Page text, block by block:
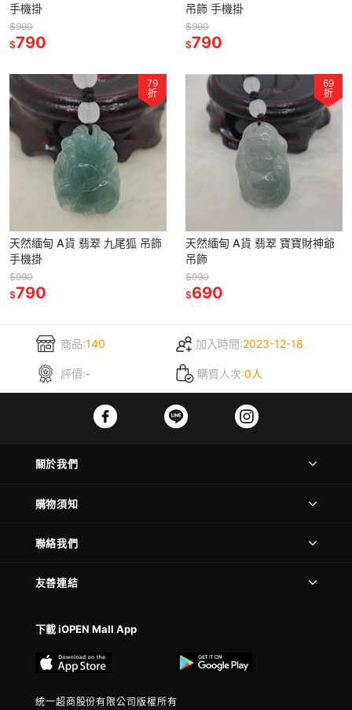
手機掛
$990
$790
吊飾 手機掛
$990
$790
79
折
天然緬甸 A貨 翡翠 九尾狐 吊飾
手機掛
$990
$790
69
折
天然緬甸 A貨 翡翠 寶寶財神爺
吊飾
$990
$690
商品:140 加入時間:2023-12-18
評價:- 購買人次:0人
關於我們
購物須知
聯絡我們
友善連結
下載 iOPEN Mall App
統一超商股份有限公司版權所有